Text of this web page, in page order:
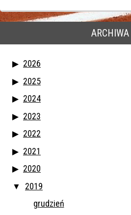
ARCHIWA
2026
2025
2024
2023
2022
2021
2020
2019
grudzień